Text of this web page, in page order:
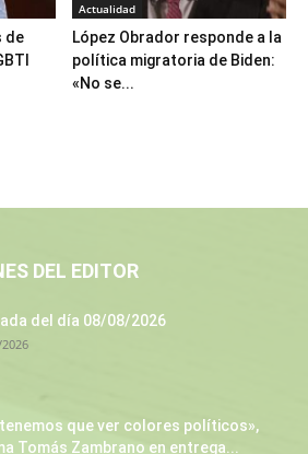
de
Actualidad
López Obrador responde a la
política migratoria de Biden:
«No se...
DEL EDITOR
del día 08/08/2026
que ver colores políticos»,
Tomás Zambrano en entrega...